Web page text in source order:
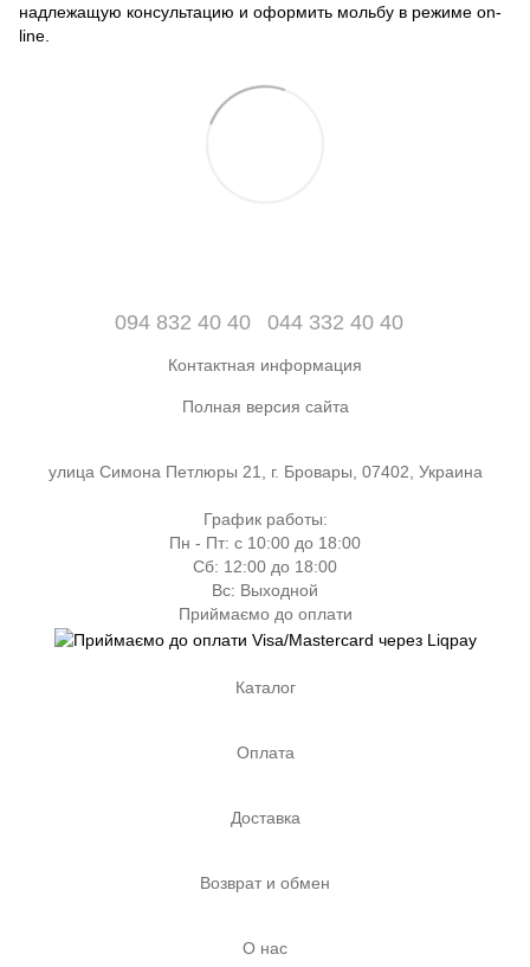
надлежащую консультацию и оформить мольбу в режиме on-
line.
094 832 40 40 044 332 40 40
Контактная информация
Полная версия сайта
улица Симона Петлюры 21, г. Бровары, 07402, Украина
График работы:
Пн - Пт: с 10:00 до 18:00
Сб: 12:00 до 18:00
Вс: Выходной
Приймаємо до оплати
Каталог
Оплата
Доставка
Возврат и обмен
О нас